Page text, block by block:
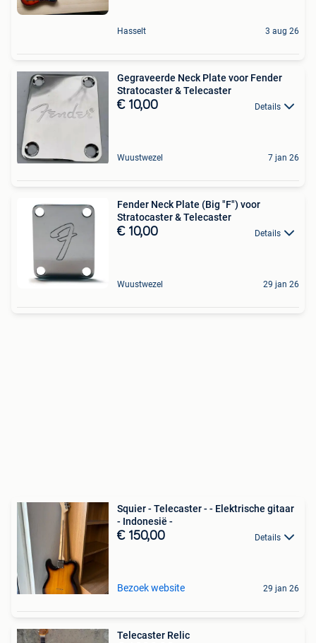
Hasselt 3 aug 26
Gegraveerde Neck Plate voor Fender
Stratocaster & Telecaster
€ 10,00 Details
Wuustwezel 7 jan 26
Fender Neck Plate (Big "F") voor
Stratocaster & Telecaster
€ 10,00 Details
Wuustwezel 29 jan 26
Squier - Telecaster - - Elektrische gitaar
- Indonesië -
€ 150,00 Details
Bezoek website 29 jan 26
Telecaster Relic